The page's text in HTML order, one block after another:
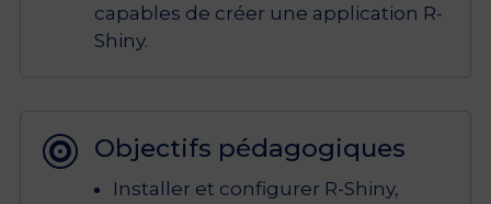
capables de créer une application R-
Shiny.
 Objectifs pédagogiques
Installer et configurer R-Shiny,